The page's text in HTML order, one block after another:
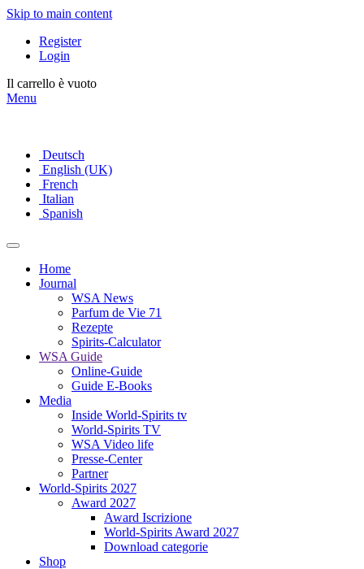
Skip to main content
Register
Login
Il carrello è vuoto
Menu
Deutsch
English (UK)
French
Italian
Spanish
Home
Journal
WSA News
Parfum de Vie 71
Rezepte
Spirits-Calculator
WSA Guide
Online-Guide
Guide E-Books
Media
Inside World-Spirits tv
World-Spirits TV
WSA Video life
Presse-Center
Partner
World-Spirits 2027
Award 2027
Award Iscrizione
World-Spirits Award 2027
Download categorie
Shop